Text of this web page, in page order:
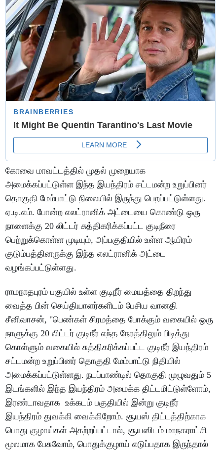
கோவை மாவட்டத்தில் முதல் முறையாக
அமைக்கப்பட்டுள்ள இந்த இயந்திரம் சட்டமன்ற உறுப்பினர்
தொகுதி மேம்பாட்டு நிலையில் இருந்து பெறப்பட்டுள்ளது.
ஏ.டி.எம். போன்ற எலட்ரானிக் அட்டையை கொண்டு ஒரு
நாளைக்கு 20 லிட்டர் சுத்திகரிக்கப்பட்ட குடிநீரை
பெற்றுக்கொள்ள முடியும், அப்பகுதியில் உள்ள ஆயிரம்
குடும்பத்தினருக்கு இந்த எலட்ரானிக் அட்டை
வழங்கப்பட்டுள்ளது.
ராமநாதபுரம் பகுயில் உள்ள குடிநீர் மையத்தை திறந்து
வைத்த பின் செய்தியாளர்களிடம் பேசிய வானதி
சீனிவாசன், "பெண்கள் சிரமத்தை போக்கும் வகையில் ஒரு
நாளுக்கு 20 லிட்டர் குடிநீர் எந்த நேரத்திலும் பிடித்து
கொள்ளும் வகையில் சுத்திகரிக்கப்பட்ட குடிநீர் இயந்திரம்
சட்டமன்ற உறுப்பினர் தொகுதி மேம்பாட்டு நிதியில்
அமைக்கப்பட்டுள்ளது. நடப்பாண்டில் தொகுதி முழுவதும் 5
இடங்களில் இந்த இயந்திரம் அமைக்க திட்டமிட்டுள்ளோம்,
இரண்டாவதாக உக்கடம் பகுதியில் இன்று குடிநீர்
இயந்திரம் துவக்கி வைக்கிறோம். சூயஸ் திட்டத்திற்காக
பொது குழாய்கள் அகற்றப்பட்டால், சூயஸிடம் மாநகராட்சி
மூலமாக பேசுவோம், பொதுக்குழாய் எடுப்பதாக இருந்தால்